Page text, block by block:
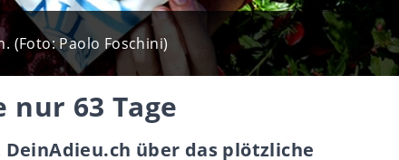
(Foto: Paolo Foschini)
63 Tage
über das plötzliche